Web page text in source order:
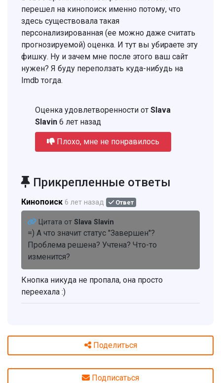
перешел на кинопоиск именно потому, что
здесь существовала такая
персонализированная (ее можно даже считать
прогнозируемой) оценка. И тут вы убираете эту
фишку. Ну и зачем мне после этого ваш сайт
нужен? Я буду переползать куда-нибудь на
Imdb тогда.
Оценка удовлетворенности от Slava
Slavin 6 лет назад
Плохо, мне не понравилось
Прикрепленные ответы
Кинопоиск 6 лет назад Ответ
Цитата от Slava Slavin
=) А что значит статус "Завершен"?
Проблема решена? Учтена? Что-то
изменится?
Кнопка никуда не пропала, она просто
переехала :)
Поделиться
Подписаться